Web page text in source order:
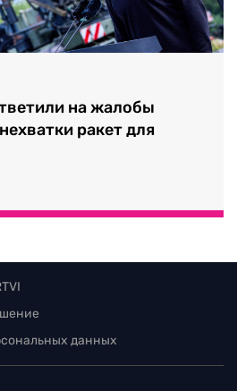
на жалобы
ракет для
данных